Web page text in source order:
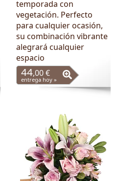
temporada con
vegetación. Perfecto
para cualquier ocasión,
su combinación vibrante
alegrará cualquier
espacio
44,00 €
entrega hoy »